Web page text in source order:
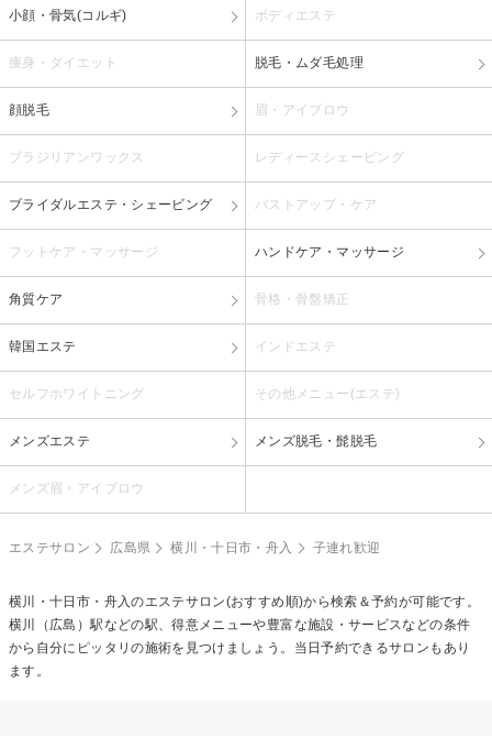
小顔・骨気(コルギ) ボディエステ
痩身・ダイエット 脱毛・ムダ毛処理
顔脱毛 眉・アイブロウ
ブラジリアンワックス レディースシェービング
ブライダルエステ・シェービング バストアップ・ケア
フットケア・マッサージ ハンドケア・マッサージ
角質ケア 骨格・骨盤矯正
韓国エステ インドエステ
セルフホワイトニング その他メニュー(エステ)
メンズエステ メンズ脱毛・髭脱毛
メンズ眉・アイブロウ
エステサロン 広島県 横川・十日市・舟入 子連れ歓迎
横川・十日市・舟入のエステサロン(おすすめ順)から検索＆予約が可能です。
横川（広島）駅などの駅、得意メニューや豊富な施設・サービスなどの条件
から自分にピッタリの施術を見つけましょう。当日予約できるサロンもあり
ます。